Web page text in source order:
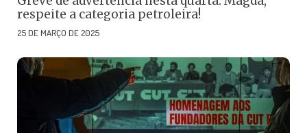
respeite a categoria petroleira!
25 DE MARÇO DE 2025